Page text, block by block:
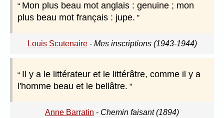
Mon plus beau mot anglais : genuine ; mon
plus beau mot français : jupe.
Louis Scutenaire- Mes inscriptions (1943-1944)
Il y a le littérateur et le littérâtre, comme il y a
l'homme beau et le bellâtre.
Anne Barratin - Chemin faisant (1894)